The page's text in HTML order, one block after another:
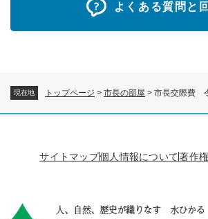
現在地 トップページ > 市長の部屋 > 市長交際費
よくある質問と
サイトマップ個人情報について著作